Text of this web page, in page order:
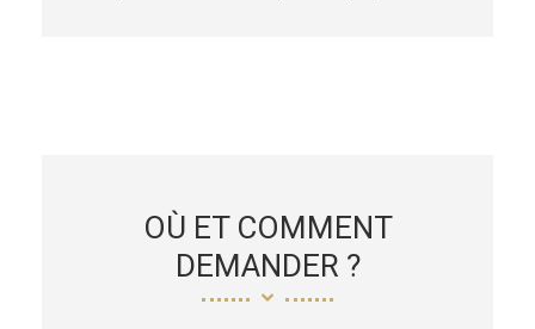
OÙ ET COMMENT
DEMANDER ?